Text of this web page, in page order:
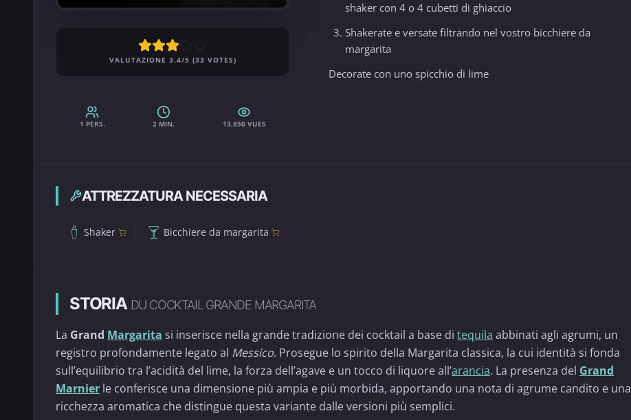
VALUTAZIONE 3.4/5 (33 VOTES)
1 PERS. 2 MIN. 13,850 VUES
shaker con 4 o 4 cubetti di ghiaccio
Shakerate e versate filtrando nel vostro bicchiere da
margarita
Decorate con uno spicchio di lime
ATTREZZATURA NECESSARIA
Shaker Bicchiere da margarita
STORIA DU COCKTAIL GRANDE MARGARITA
La Grand Margarita si inserisce nella grande tradizione dei cocktail a base di tequila abbinati agli agrumi, un
registro profondamente legato al Messico. Prosegue lo spirito della Margarita classica, la cui identità si fonda
sull’equilibrio tra l’acidità del lime, la forza dell’agave e un tocco di liquore all’arancia. La presenza del Grand
Marnier le conferisce una dimensione più ampia e più morbida, apportando una nota di agrume candito e una
ricchezza aromatica che distingue questa variante dalle versioni più semplici.